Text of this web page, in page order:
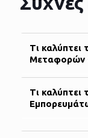
Τι
Μεταφορών
Τι